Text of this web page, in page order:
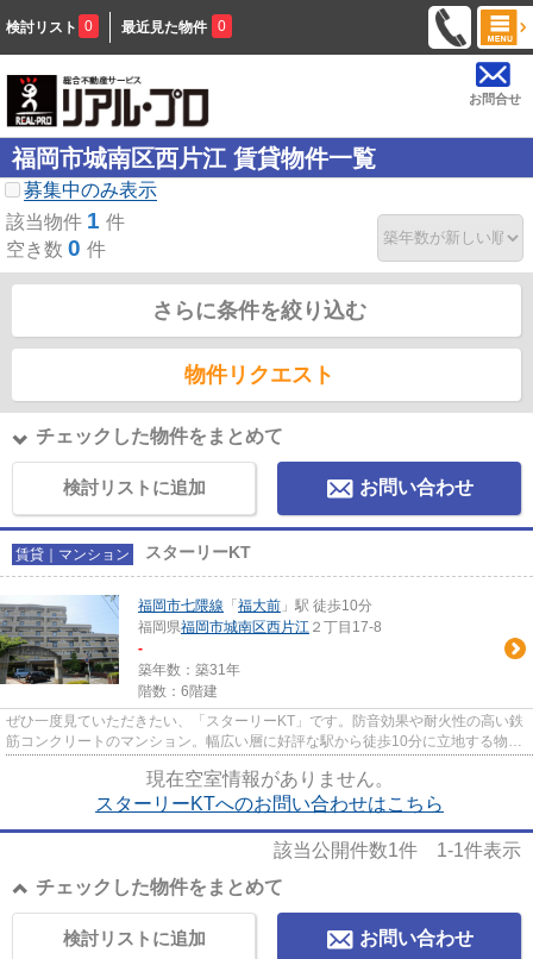
検討リスト 0 最近見た物件 0
お問合せ
福岡市城南区西片江 賃貸物件一覧
募集中のみ表示
該当物件 1 件
空き数 0 件
さらに条件を絞り込む
物件リクエスト
チェックした物件をまとめて
検討リストに追加 お問い合わせ
賃貸｜マンション スターリーKT
福岡市七隈線 「福大前 」駅 徒歩10分
福岡県福岡市城南区西片江 ２丁目17-8
-
築年数：築31年
階数：6階建
ぜひ一度見ていただきたい、「スターリーKT」です。防音効果や耐火性の高い鉄
筋コンクリートのマンション。幅広い層に好評な駅から徒歩10分に立地する物件
となります。防犯対策の行き...
現在空室情報がありません。
スターリーKTへのお問い合わせはこちら
該当公開件数1件 1-1件表示
チェックした物件をまとめて
お問い合わせ
検討リストに追加